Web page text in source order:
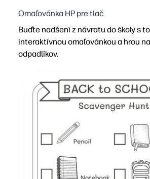
Omaľovánka HP pre tlač
Buďte nadšení z návratu do školy s
interaktívnou omaľovánkou a hrou
odpadlíkov.
Print-and-go - nevyžaduje sa
Udržuje deti v pohybe a
Uľahčuje chvenie prvého dňa -
Prispôsobí sa vášmu plánu -